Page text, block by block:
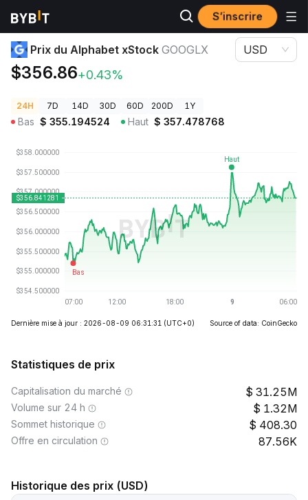
S’inscrire
Prix des cryptos Prix du Alphabet xStock GOOGLX
Prix du Alphabet xStock GOOGLX
$356.86+0.43%
USD
24H 7D 14D 30D 60D 200D 1Y
Bas $ 355.194524 Haut $ 357.478768
Dernière mise à jour : 2026-08-09 06:31:31 (UTC+0) Source of data: CoinGecko
Statistiques de prix
Capitalisation du marché 31.25M
Volume sur 24 h 1.32M
Sommet historique 408.30
Offre en circulation 87.56K
Historique des prix (USD)